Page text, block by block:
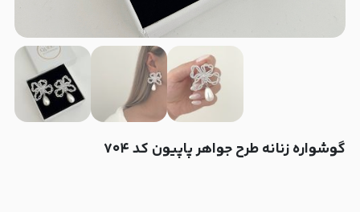
گوشواره زنانه طرح جواهر پاپیون کد ۷۰۴